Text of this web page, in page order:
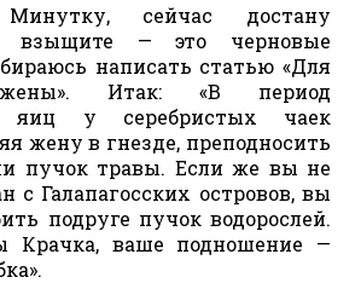
сейчас достану
взыщите — это черновые
написать статью «Для
Итак: «В период
яиц у серебристых чаек
жену в гнезде, преподносить
пучок травы. Если же вы не
с Галапагосских островов, вы
подруге пучок водорослей.
Крачка, ваше подношение —